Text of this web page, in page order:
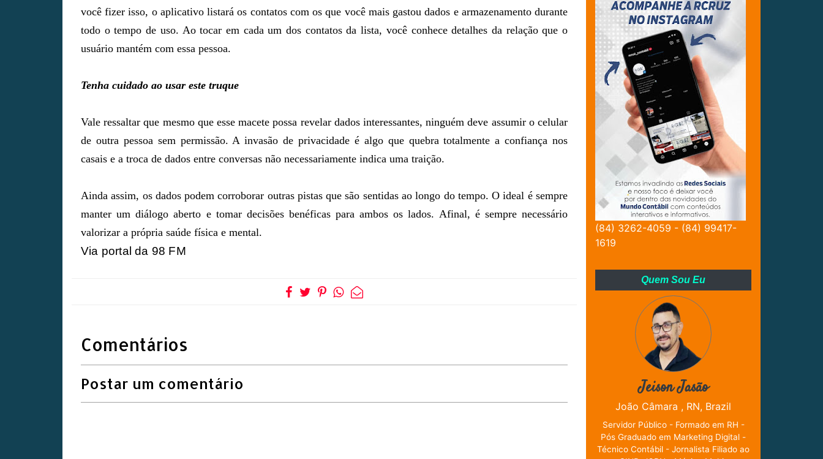
você fizer isso, o aplicativo listará os contatos com os que você mais gastou dados e armazenamento durante
todo o tempo de uso. Ao tocar em cada um dos contatos da lista, você conhece detalhes da relação que o
usuário mantém com essa pessoa.
Tenha cuidado ao usar este truque
Vale ressaltar que mesmo que esse macete possa revelar dados interessantes, ninguém deve assumir o celular
de outra pessoa sem permissão. A invasão de privacidade é algo que quebra totalmente a confiança nos
casais e a troca de dados entre conversas não necessariamente indica uma traição.
Ainda assim, os dados podem corroborar outras pistas que são sentidas ao longo do tempo. O ideal é sempre
manter um diálogo aberto e tomar decisões benéficas para ambos os lados. Afinal, é sempre necessário
valorizar a própria saúde física e mental.
Via portal da 98 FM
Comentários
Postar um comentário
(84) 3262-4059 - (84) 99417-
1619
Quem Sou Eu
Jeison Jasão
João Câmara , RN, Brazil
Servidor Público - Formado em RH -
Pós Graduado em Marketing Digital -
Técnico Contábil - Jornalista Filiado ao